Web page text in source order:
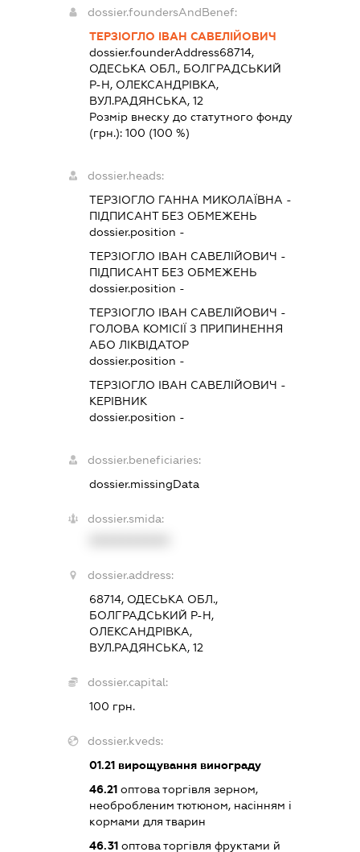
dossier.foundersAndBenef:
ТЕРЗІОГЛО ІВАН САВЕЛІЙОВИЧ
dossier.founderAddress68714,
ОДЕСЬКА ОБЛ., БОЛГРАДСЬКИЙ
Р-Н, ОЛЕКСАНДРІВКА,
ВУЛ.РАДЯНСЬКА, 12
Розмір внеску до статутного фонду
(грн.): 100 (100 %)
dossier.heads:
ТЕРЗІОГЛО ГАННА МИКОЛАЇВНА -
ПІДПИСАНТБЕЗ ОБМЕЖЕНЬ
dossier.position -
ТЕРЗІОГЛО ІВАН САВЕЛІЙОВИЧ -
ПІДПИСАНТБЕЗ ОБМЕЖЕНЬ
dossier.position -
ТЕРЗІОГЛО ІВАН САВЕЛІЙОВИЧ -
ГОЛОВА КОМІСІЇ З ПРИПИНЕННЯ
АБО ЛІКВІДАТОР
dossier.position -
ТЕРЗІОГЛО ІВАН САВЕЛІЙОВИЧ -
КЕРІВНИК
dossier.position -
dossier.beneficiaries:
dossier.missingData
dossier.smida:
dossier.address:
68714, ОДЕСЬКА ОБЛ.,
БОЛГРАДСЬКИЙ Р-Н,
ОЛЕКСАНДРІВКА,
ВУЛ.РАДЯНСЬКА, 12
dossier.capital:
100 грн.
dossier.kveds:
01.21вирощування винограду
46.21оптова торгівля зерном,
необробленим тютюном, насінням і
кормами для тварин
46.31оптова торгівля фруктами й